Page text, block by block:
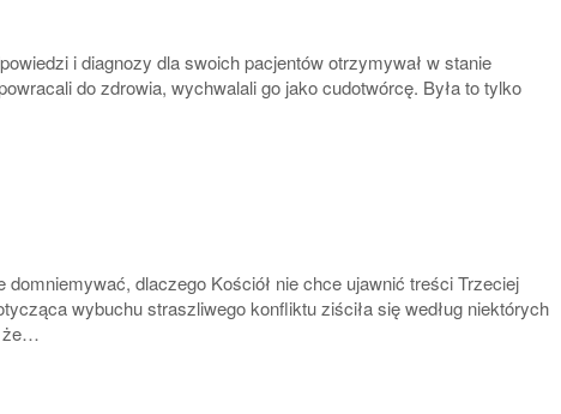
i diagnozy dla swoich pacjentów otrzymywał w stanie
do zdrowia, wychwalali go jako cudotwórcę. Była to tylko
dlaczego Kościół nie chce ujawnić treści Trzeciej
wybuchu straszliwego konfliktu ziściła się według niektórych
że…